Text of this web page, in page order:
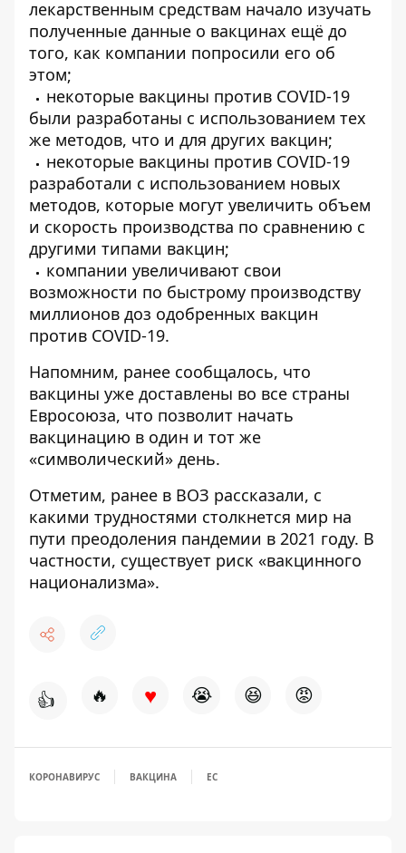
лекарственным средствам начало изучать
полученные данные о вакцинах ещё до
того, как компании попросили его об
этом;
некоторые вакцины против COVID-19
были разработаны с использованием тех
же методов, что и для других вакцин;
некоторые вакцины против COVID-19
разработали с использованием новых
методов, которые могут увеличить объем
и скорость производства по сравнению с
другими типами вакцин;
компании увеличивают свои
возможности по быстрому производству
миллионов доз одобренных вакцин
против COVID-19.
Напомним, ранее сообщалось, что
вакцины уже доставлены во все страны
Евросоюза, что позволит начать
вакцинацию в один и тот же
«символический» день.
Отметим, ранее в ВОЗ рассказали, с
какими трудностями столкнется мир на
пути преодоления пандемии в 2021 году. В
частности, существует риск «вакцинного
национализма».
👍 🔥 ♥ 😭 😆 😡
КОРОНАВИРУС ВАКЦИНА ЕС